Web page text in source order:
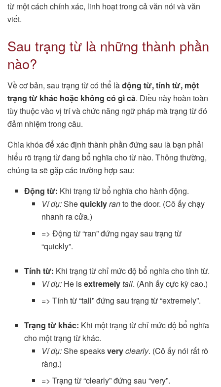
từ một cách chính xác, linh hoạt trong cả văn nói và văn
viết.
Sau trạng từ là những thành phần
nào?
Về cơ bản, sau trạng từ có thể làđộng từ, tính từ, một
trạng từ khác hoặc không có gì cả. Điều này hoàn toàn
tùy thuộc vào vị trí và chức năng ngữ pháp mà trạng từ đó
đảm nhiệm trong câu.
Chìa khóa để xác định thành phần đứng sau là bạn phải
hiểu rõ trạng từ đang bổ nghĩa cho từ nào. Thông thường,
chúng ta sẽ gặp các trường hợp sau:
Động từ: Khi trạng từ bổ nghĩa cho hành động.
Ví dụ:Shequicklyranto the door. (Cô ấy chạy
nhanh ra cửa.)
=> Động từ “ran” đứng ngay sau trạng từ
“quickly”.
Tính từ: Khi trạng từ chỉ mức độ bổ nghĩa cho tính từ.
Ví dụ:He isextremelytall. (Anh ấy cực kỳ cao.)
=> Tính từ “tall” đứng sau trạng từ “extremely”.
Trạng từ khác: Khi một trạng từ chỉ mức độ bổ nghĩa
cho một trạng từ khác.
Ví dụ:She speaksveryclearly. (Cô ấy nói rất rõ
ràng.)
=> Trạng từ “clearly” đứng sau “very”.